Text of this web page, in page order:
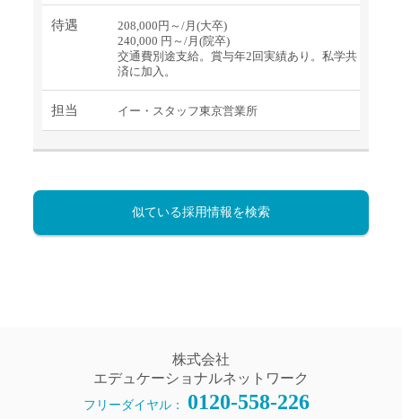
待遇
208,000円～/月(大卒)
240,000 円～/月(院卒)
交通費別途支給。賞与年2回実績あり。私学共
済に加入。
担当 イー・スタッフ東京営業所
似ている採用情報を検索
株式会社
エデュケーショナルネットワーク
フリーダイヤル： 0120-558-226